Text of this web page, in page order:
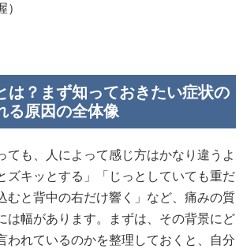
は？まず知っておきたい症状の
る原因の全体像
ても、人によって感じ方はかなり違うよ
ズキッとする」「じっとしていても重だ
むと背中の右だけ響く」など、痛みの質
は幅があります。まずは、その背景にど
われているのかを整理しておくと、自分